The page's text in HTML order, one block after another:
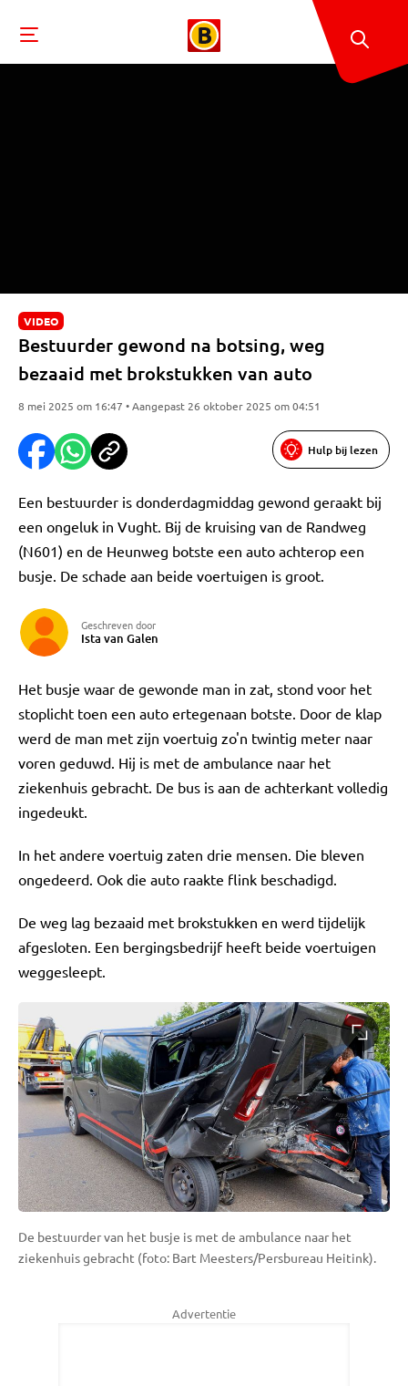
VIDEO
Bestuurder gewond na botsing, weg
bezaaid met brokstukken van auto
8 mei 2025 om 16:47 • Aangepast 26 oktober 2025 om 04:51
Hulp bij lezen
Een bestuurder is donderdagmiddag gewond geraakt bij
een ongeluk in Vught. Bij de kruising van de Randweg
(N601) en de Heunweg botste een auto achterop een
busje. De schade aan beide voertuigen is groot.
Geschreven door
Ista van Galen
Het busje waar de gewonde man in zat, stond voor het
stoplicht toen een auto ertegenaan botste. Door de klap
werd de man met zijn voertuig zo'n twintig meter naar
voren geduwd. Hij is met de ambulance naar het
ziekenhuis gebracht. De bus is aan de achterkant volledig
ingedeukt.
In het andere voertuig zaten drie mensen. Die bleven
ongedeerd. Ook die auto raakte flink beschadigd.
De weg lag bezaaid met brokstukken en werd tijdelijk
afgesloten. Een bergingsbedrijf heeft beide voertuigen
weggesleept.
De bestuurder van het busje is met de ambulance naar het
ziekenhuis gebracht (foto: Bart Meesters/Persbureau Heitink).
Advertentie